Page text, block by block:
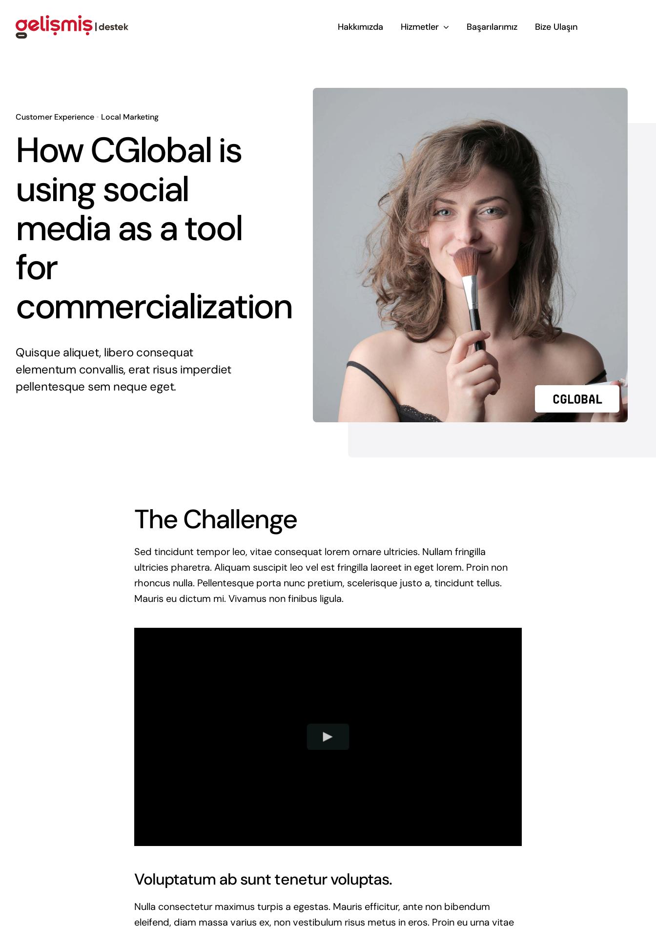
content
Hakkımızda Hizmetler Başarılarımız Bize Ulaşın
Customer Experience• Local Marketing
How CGlobal is
using social
media as a tool
for
commercialization
Quisque aliquet, libero consequat
elementum convallis, erat risus imperdiet
pellentesque sem neque eget.
The Challenge
Sed tincidunt tempor leo, vitae consequat lorem ornare ultricies. Nullam fringilla
ultricies pharetra. Aliquam suscipit leo vel est fringilla laoreet in eget lorem. Proin non
rhoncus nulla. Pellentesque porta nunc pretium, scelerisque justo a, tincidunt tellus.
Mauris eu dictum mi. Vivamus non finibus ligula.
Voluptatum ab sunt tenetur voluptas.
Nulla consectetur maximus turpis a egestas. Mauris efficitur, ante non bibendum
eleifend, diam massa varius ex, non vestibulum risus metus in eros. Proin eu urna vitae